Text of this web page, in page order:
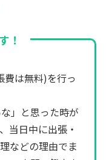
！
費は無料)を行っ
」と思った時が
当日中に出張・
などの理由でま